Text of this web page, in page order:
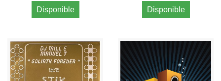
Disponible Disponible